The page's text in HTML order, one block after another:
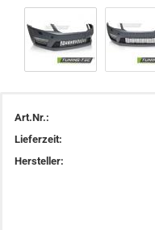
Art.Nr.:
Lieferzeit:
Hersteller: